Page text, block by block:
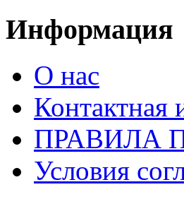
Информация
О нас
Контактная
ПРАВИЛА
Условия